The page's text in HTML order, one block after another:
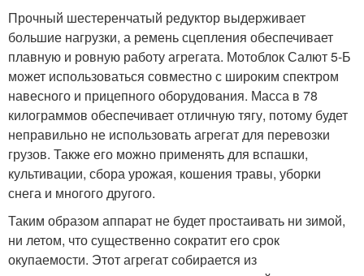
Прочный шестеренчатый редуктор выдерживает
большие нагрузки, а ремень сцепления обеспечивает
плавную и ровную работу агрегата. Мотоблок Салют 5-Б
может использоваться совместно с широким спектром
навесного и прицепного оборудования. Масса в 78
килограммов обеспечивает отличную тягу, потому будет
неправильно не использовать агрегат для перевозки
грузов. Также его можно применять для вспашки,
культивации, сбора урожая, кошения травы, уборки
снега и многого другого.
Таким образом аппарат не будет простаивать ни зимой,
ни летом, что существенно сократит его срок
окупаемости. Этот агрегат собирается из